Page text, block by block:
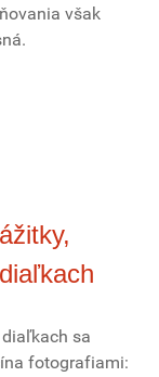
však
sa
fotografiami: